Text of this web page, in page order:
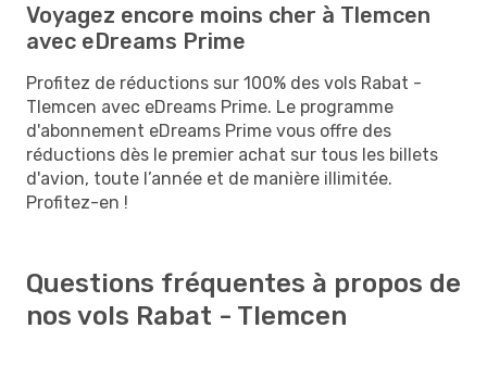
Voyagez encore moins cher à Tlemcen
avec eDreams Prime
Profitez de réductions sur 100% des vols Rabat -
Tlemcen avec eDreams Prime. Le programme
d'abonnement eDreams Prime vous offre des
réductions dès le premier achat sur tous les billets
d'avion, toute l’année et de manière illimitée.
Profitez-en !
Questions fréquentes à propos de
nos vols Rabat - Tlemcen